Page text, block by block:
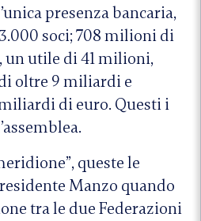
presenza bancaria,
soci; 708 milioni di
utile di 41 milioni,
oltre 9 miliardi e
di euro. Questi i
queste le
Manzo quando
tra le due Federazioni